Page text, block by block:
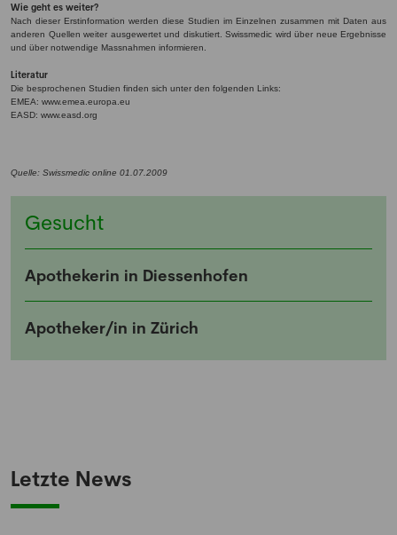
Wie geht es weiter?
Nach dieser Erstinformation werden diese Studien im Einzelnen zusammen mit Daten aus
anderen Quellen weiter ausgewertet und diskutiert. Swissmedic wird über neue Ergebnisse
und über notwendige Massnahmen informieren.
Literatur
Die besprochenen Studien finden sich unter den folgenden Links:
EMEA: www.emea.europa.eu
EASD: www.easd.org
Quelle: Swissmedic online 01.07.2009
Gesucht
Apothekerin in Diessenhofen
Apotheker/in in Zürich
Letzte News
Anmeldung Newsletter
Melde dich kostenlos für unseren Newsletter
Pharmazie und Medizin.